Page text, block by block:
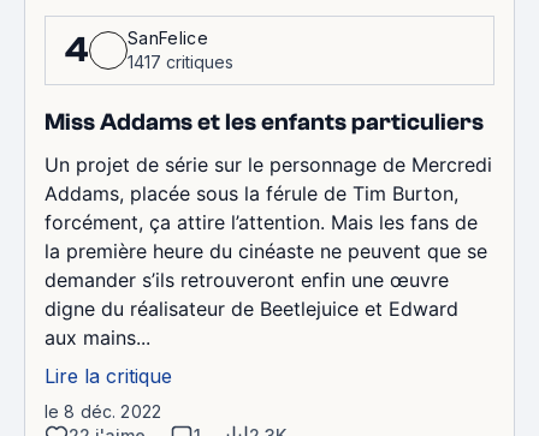
4
SanFelice
1417 critiques
Miss Addams et les enfants particuliers
Un projet de série sur le personnage de Mercredi
Addams, placée sous la férule de Tim Burton,
forcément, ça attire l’attention. Mais les fans de
la première heure du cinéaste ne peuvent que se
demander s’ils retrouveront enfin une œuvre
digne du réalisateur de Beetlejuice et Edward
aux mains...
Lire la critique
le 8 déc. 2022